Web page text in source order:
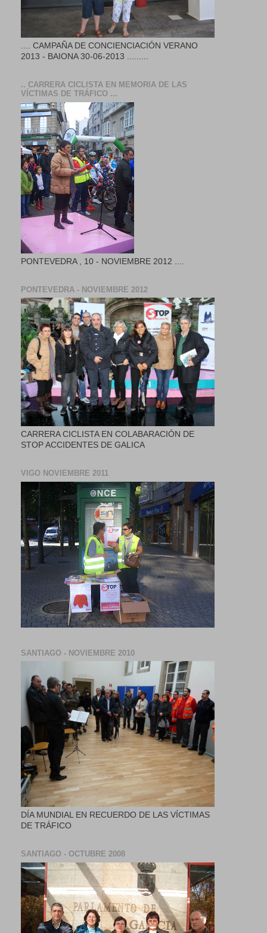
.... CAMPAÑA DE CONCIENCIACIÓN VERANO
2013 - BAIONA 30-06-2013 .........
.. CARRERA CICLISTA EN MEMORIA DE LAS
VÍCTIMAS DE TRÁFICO ...
PONTEVEDRA , 10 - NOVIEMBRE 2012 ....
PONTEVEDRA - NOVIEMBRE 2012
CARRERA CICLISTA EN COLABARACIÓN DE
STOP ACCIDENTES DE GALICA
VIGO NOVIEMBRE 2011
SANTIAGO - NOVIEMBRE 2010
DÍA MUNDIAL EN RECUERDO DE LAS VÍCTIMAS
DE TRÁFICO
SANTIAGO - OCTUBRE 2008